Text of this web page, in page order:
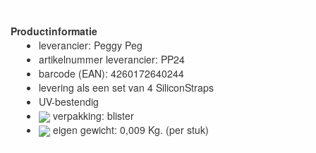
Productinformatie
leverancier: Peggy Peg
artikelnummer leverancier: PP24
barcode (EAN): 4260172640244
levering als een set van 4 SiliconStraps
UV-bestendig
verpakking: blister
eigen gewicht: 0,009 Kg. (per stuk)